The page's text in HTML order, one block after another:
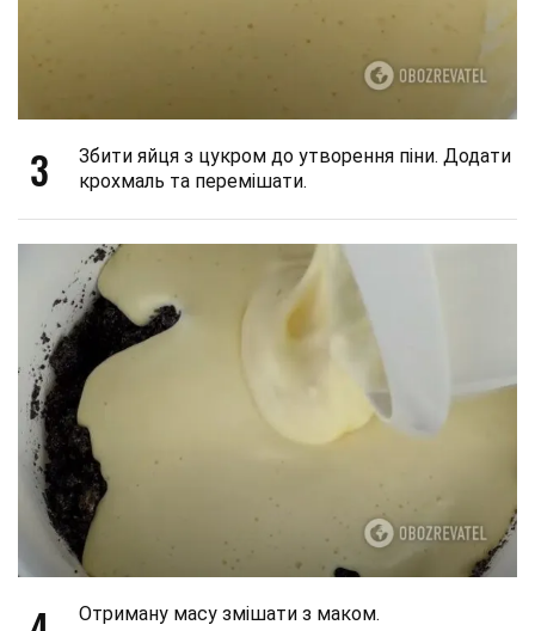
3
Збити яйця з цукром до утворення піни. Додати
крохмаль та перемішати.
Отриману масу змішати з маком.